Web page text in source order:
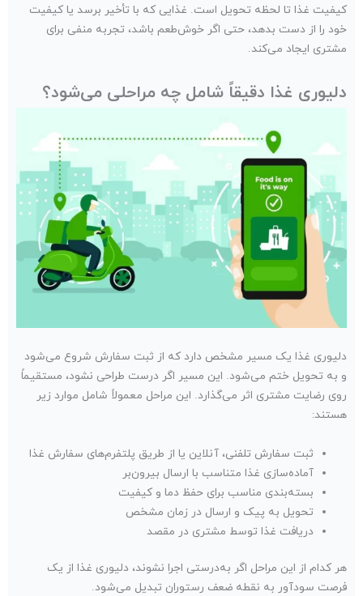
کیفیت غذا تا لحظه تحویل است. غذایی که با تأخیر برسد یا کیفیت
خود را از دست بدهد، حتی اگر خوش‌طعم باشد، تجربه منفی برای
مشتری ایجاد می‌کند.
دلیوری غذا دقیقاً شامل چه مراحلی می‌شود؟
دلیوری غذا یک مسیر مشخص دارد که از ثبت سفارش شروع می‌شود
و به تحویل ختم می‌شود. این مسیر اگر درست طراحی نشود، مستقیماً
روی رضایت مشتری اثر می‌گذارد. این مراحل معمولاً شامل موارد زیر
هستند:
ثبت سفارش تلفنی، آنلاین یا از طریق پلتفرم‌های سفارش غذا
آماده‌سازی غذا متناسب با ارسال بیرون‌بر
بسته‌بندی مناسب برای حفظ دما و کیفیت
تحویل به پیک و ارسال در زمان مشخص
دریافت غذا توسط مشتری در مقصد
هر کدام از این مراحل اگر به‌درستی اجرا نشوند، دلیوری غذا از یک
فرصت سودآور به نقطه ضعف رستوران تبدیل می‌شود.